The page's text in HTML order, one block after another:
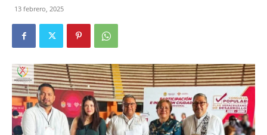
13 febrero, 2025